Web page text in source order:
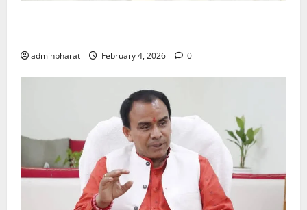
adminbharat February 4, 2026 0